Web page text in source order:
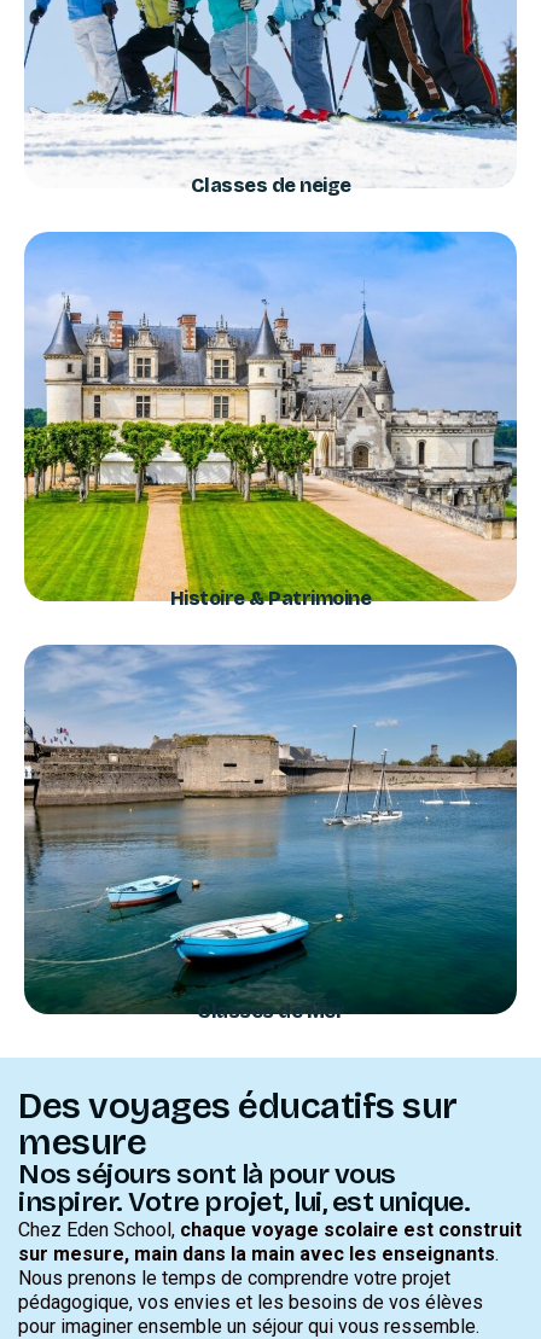
Classes de neige
Histoire & Patrimoine
Classes de Mer
Des voyages éducatifs sur
mesure
Nos séjours sont là pour vous
inspirer. Votre projet, lui, est unique.
Chez Eden School, chaque voyage scolaire est construit
sur mesure, main dans la main avec les enseignants.
Nous prenons le temps de comprendre votre projet
pédagogique, vos envies et les besoins de vos élèves
pour imaginer ensemble un séjour qui vous ressemble.